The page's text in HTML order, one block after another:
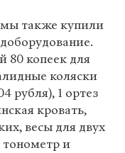
также купили
80 копеек для
коляски
рубля), 1 ортез
кровать,
весы для двух
тонометр и